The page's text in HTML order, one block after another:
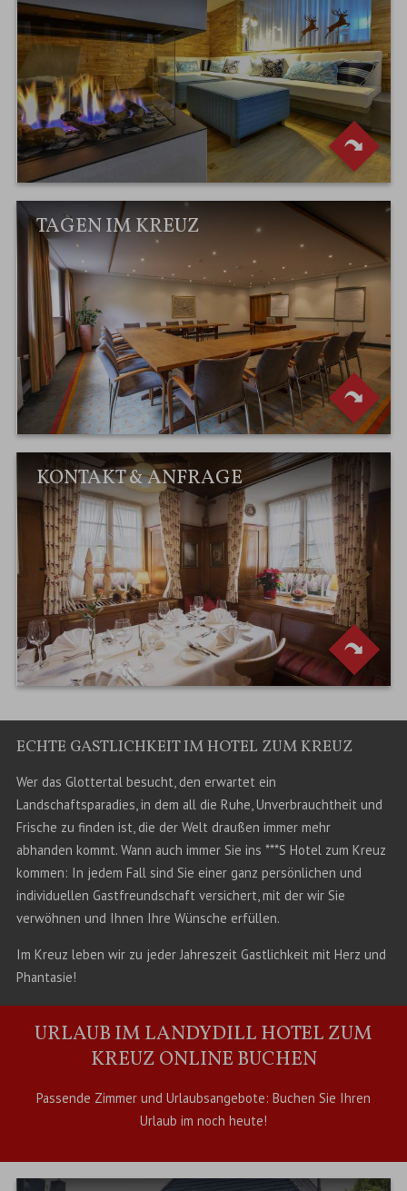
TAGEN IM KREUZ
KONTAKT & ANFRAGE
ECHTE GASTLICHKEIT IM HOTEL ZUM KREUZ
Wer das Glottertal besucht, den erwartet ein
Landschaftsparadies, in dem all die Ruhe, Unverbrauchtheit und
Frische zu finden ist, die der Welt draußen immer mehr
abhanden kommt. Wann auch immer Sie ins ***S Hotel zum Kreuz
kommen: In jedem Fall sind Sie einer ganz persönlichen und
individuellen Gastfreundschaft versichert, mit der wir Sie
verwöhnen und Ihnen Ihre Wünsche erfüllen.
Im Kreuz leben wir zu jeder Jahreszeit Gastlichkeit mit Herz und
Phantasie!
URLAUB IM LANDYDILL HOTEL ZUM
KREUZ ONLINE BUCHEN
Passende Zimmer und Urlaubsangebote: Buchen Sie Ihren
Urlaub im noch heute!